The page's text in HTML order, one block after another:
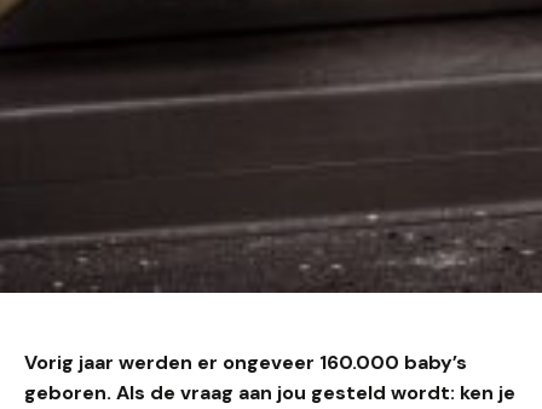
Vorig jaar werden er ongeveer 160.000 baby’s
geboren. Als de vraag aan jou gesteld wordt: ken je